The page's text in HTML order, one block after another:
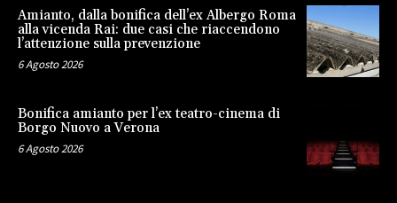
Amianto, dalla bonifica dell’ex Albergo Roma
alla vicenda Rai: due casi che riaccendono
l’attenzione sulla prevenzione
6 Agosto 2026
Bonifica amianto per l’ex teatro-cinema di
Borgo Nuovo a Verona
6 Agosto 2026